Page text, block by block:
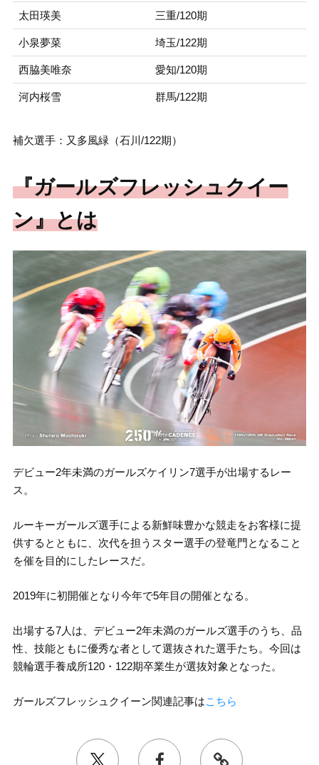
太田瑛美 三重/120期
小泉夢菜 埼玉/122期
西脇美唯奈 愛知/120期
河内桜雪 群馬/122期
補欠選手：又多風緑（石川/122期）
『ガールズフレッシュクイー
ン』とは
デビュー2年未満のガールズケイリン7選手が出場するレー
ス。
ルーキーガールズ選手による新鮮味豊かな競走をお客様に提
供するとともに、次代を担うスター選手の登竜門となること
を催を目的にしたレースだ。
2019年に初開催となり今年で5年目の開催となる。
出場する7人は、デビュー2年未満のガールズ選手のうち、品
性、技能ともに優秀な者として選抜された選手たち。今回は
競輪選手養成所120・122期卒業生が選抜対象となった。
ガールズフレッシュクイーン関連記事はこちら